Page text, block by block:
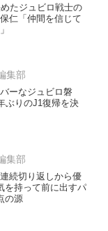
たジュビロ戦士の
仁「仲間を信じて
集部
ーなジュビロ磐
ぶりのJ1復帰を決
集部
続切り返しから優
を持って前に出すパ
の源